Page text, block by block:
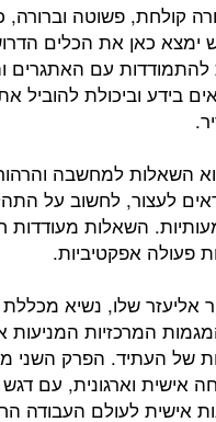
בצורה קולחת, פשוטה
ימצא כאן את הכלים
עם האתגרים
בידע וביכולת להוביל
השאלות למחשבה והרהור
לעצור, לחשוב על
השאלות
פעולה אפקטיביות.
שלו, נשיא
המרכזיות המניעות
של העתיד. הפרק השני
וארגונית, עם דגש
אישית לעולם העבודה